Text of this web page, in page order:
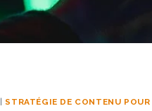
|STRATÉGIE DE CONTENU